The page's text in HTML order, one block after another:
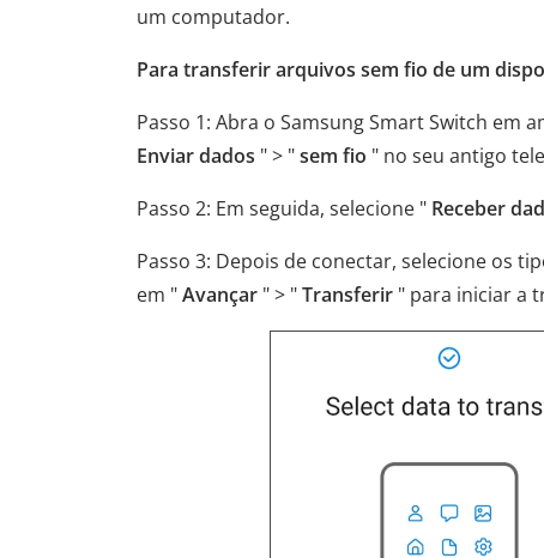
um computador.
Para transferir arquivos sem fio de um
Passo 1: Abra o Samsung Smart Switch em
Enviar dados " > "sem fio " no seu antigo
Passo 2: Em seguida, selecione " Receber
Passo 3: Depois de conectar, selecione os
em "Avançar " > "Transferir " para iniciar a